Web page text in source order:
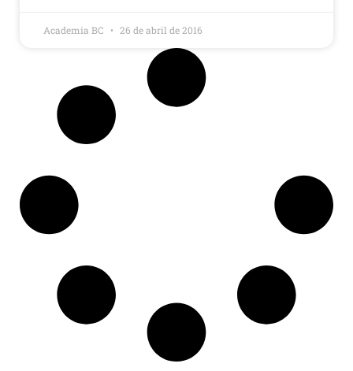
Academia BC 26 de abril de 2016